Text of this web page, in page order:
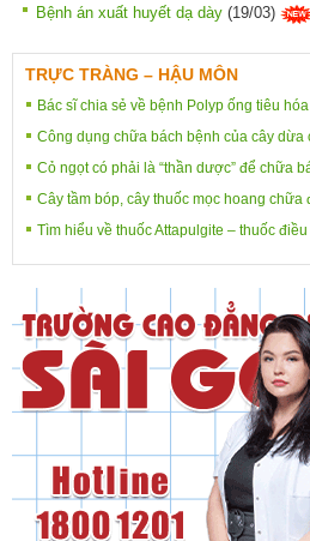
Bệnh án xuất huyết dạ dày (19/03)
TRỰC TRÀNG – HẬU MÔN
Bác sĩ chia sẻ về bệnh Polyp ống tiêu hóa
Công dụng chữa bách bệnh của cây dừa
Cỏ ngọt có phải là “thần dược” để chữa
Cây tầm bóp, cây thuốc mọc hoang
Tìm hiểu về thuốc Attapulgite – thuốc